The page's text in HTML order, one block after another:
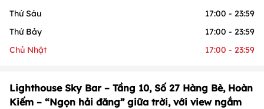
Thứ Sáu
17:00 - 23:59
Thứ Bảy
17:00 - 23:59
Chủ Nhật
17:00 - 23:59
Lighthouse Sky Bar – Tầng 10, Số 27 Hàng Bè, Hoàn
Kiếm – “Ngọn hải đăng” giữa trời, với view ngắm